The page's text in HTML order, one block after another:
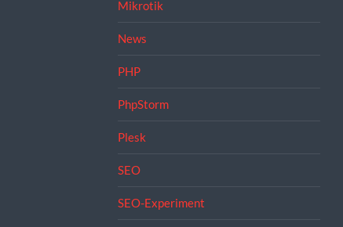
Mikrotik
News
PHP
PhpStorm
Plesk
SEO
SEO-Experiment